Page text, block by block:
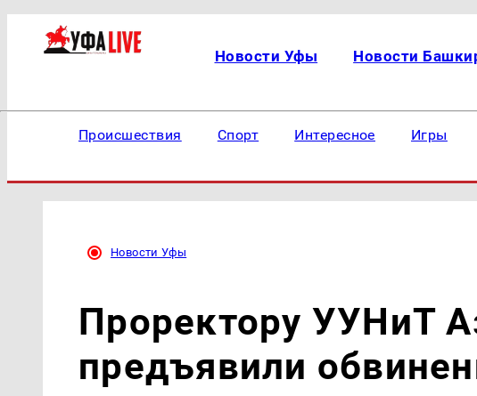
Новости Уфы Новости
Происшествия Спорт Интересное Игры
Новости Уфы
Проректору УУНиТ
предъявили